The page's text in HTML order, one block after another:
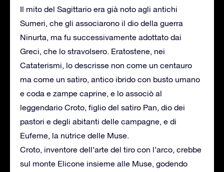
Il mito del Sagittario era già noto agli antichi
Sumeri, che gli associarono il dio della guerra
Ninurta, ma fu successivamente adottato dai
Greci, che lo stravolsero. Eratostene, nei
Cataterismi, lo descrisse non come un centauro
ma come un satiro, antico ibrido con busto umano
e coda e zampe caprine, e lo associò al
leggendario Croto, figlio del satiro Pan, dio dei
pastori e degli abitanti delle campagne, e di
Eufeme, la nutrice delle Muse.
Croto, inventore dell’arte del tiro con l’arco, crebbe
sul monte Elicone insieme alle Muse, godendo